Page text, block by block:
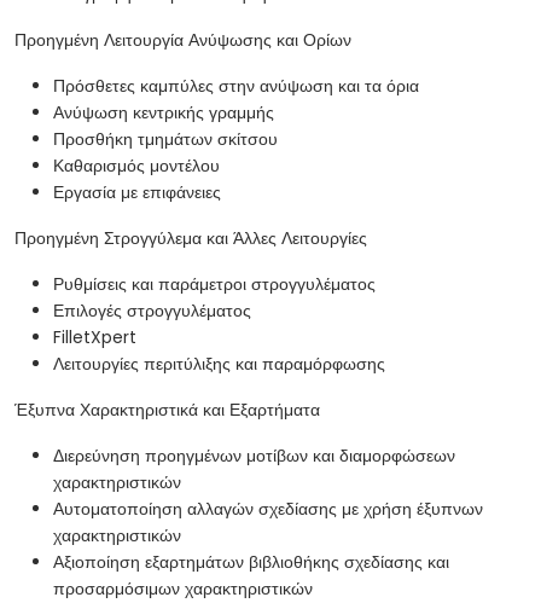
Προηγμένη Λειτουργία Ανύψωσης και Ορίων
Πρόσθετες καμπύλες στην ανύψωση και τα όρια
Ανύψωση κεντρικής γραμμής
Προσθήκη τμημάτων σκίτσου
Καθαρισμός μοντέλου
Εργασία με επιφάνειες
Προηγμένη Στρογγύλεμα και Άλλες Λειτουργίες
Ρυθμίσεις και παράμετροι στρογγυλέματος
Επιλογές στρογγυλέματος
FilletXpert
Λειτουργίες περιτύλιξης και παραμόρφωσης
Έξυπνα Χαρακτηριστικά και Εξαρτήματα
Διερεύνηση προηγμένων μοτίβων και διαμορφώσεων
χαρακτηριστικών
Αυτοματοποίηση αλλαγών σχεδίασης με χρήση έξυπνων
χαρακτηριστικών
Αξιοποίηση εξαρτημάτων βιβλιοθήκης σχεδίασης και
προσαρμόσιμων χαρακτηριστικών